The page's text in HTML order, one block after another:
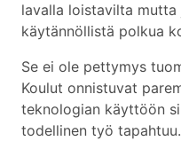
lavalla loistavilta
käytännöllistä polkua
Se ei ole pettymys
Koulut onnistuvat
teknologian käyttöön
todellinen työ tapahtuu.